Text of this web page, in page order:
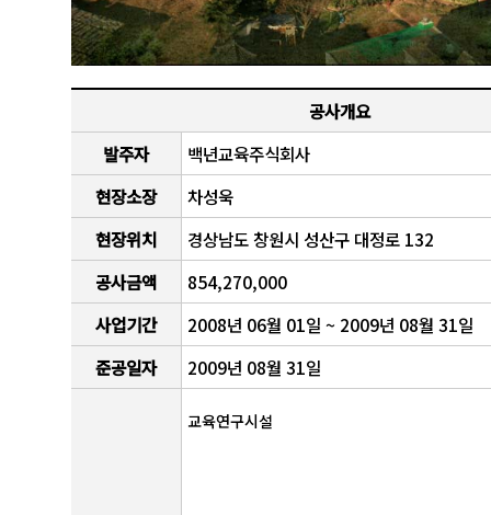
공사개요
발주자
백년교육주식회사
현장소장
차성욱
현장위치
경상남도 창원시 성산구 대정로 132
공사금액
854,270,000
사업기간
2008년 06월 01일 ~ 2009년 08월 31일
준공일자
2009년 08월 31일
교육연구시설